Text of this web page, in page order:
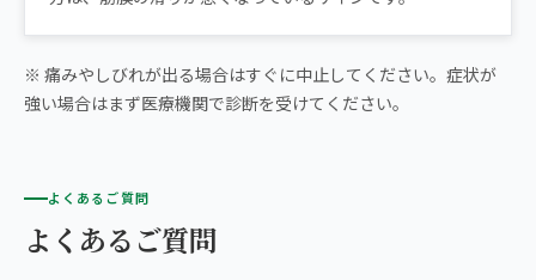
※ 痛みやしびれが出る場合はすぐに中止してください。症状が
強い場合はまず医療機関で診断を受けてください。
よくあるご質問
よくあるご質問